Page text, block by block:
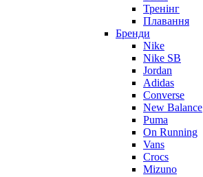
Тренінг
Плавання
Бренди
Nike
Nike SB
Jordan
Adidas
Converse
New Balance
Puma
On Running
Vans
Crocs
Mizuno